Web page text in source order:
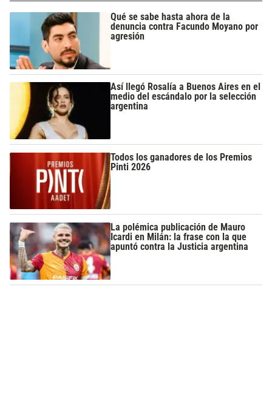
Qué se sabe hasta ahora de la
denuncia contra Facundo Moyano por
agresión
Así llegó Rosalía a Buenos Aires en el
medio del escándalo por la selección
argentina
Todos los ganadores de los Premios
Pinti 2026
La polémica publicación de Mauro
Icardi en Milán: la frase con la que
apuntó contra la Justicia argentina